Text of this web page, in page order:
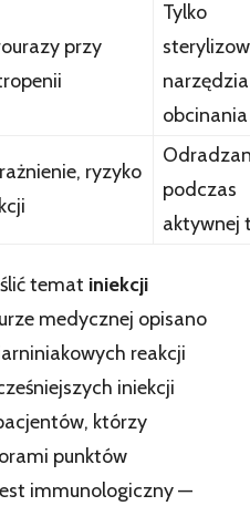
przy
Tylko
ryzyko
podczas
aktywnej
temat iniekcji
medycznej opisano
reakcji
iniekcji
którzy
punktów
immunologiczny —